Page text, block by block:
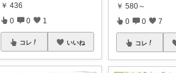
￥ 436
0 0 1
コレ いいね
￥ 580～
0 0 7
コレ